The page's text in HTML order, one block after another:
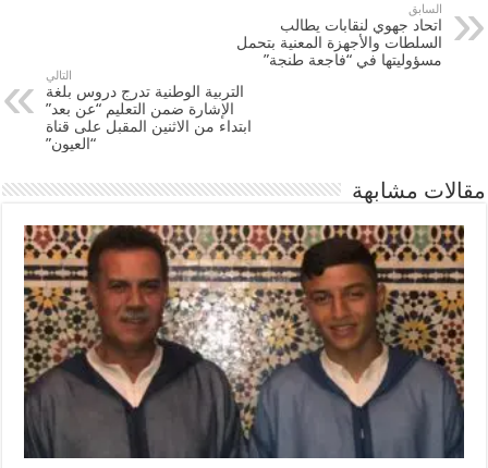
السابق
اتحاد جهوي لنقابات يطالب
السلطات والأجهزة المعنية بتحمل
مسؤوليتها في “فاجعة طنجة”
التالي
التربية الوطنية تدرج دروس بلغة
الإشارة ضمن التعليم “عن بعد”
ابتداء من الاثنين المقبل على قناة
“العيون”
مقالات مشابهة